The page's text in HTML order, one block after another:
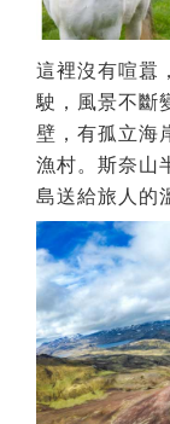
這裡沒有喧囂
駛，風景不斷
壁，有孤立海
漁村。斯奈山
島送給旅人的